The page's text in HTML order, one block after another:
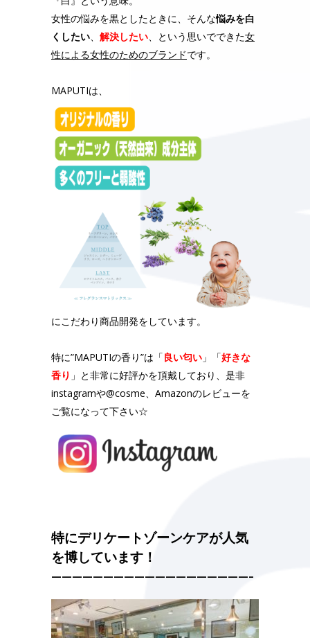
女性の悩みを黒としたときに、 そんな悩みを白
くしたい、 解決したい、 という思いでできた女
性による女性のためのブランドです。
MAPUTIは、
にこだわり商品開発をしています。
特に”MAPUTIの香り”は 「良い匂い 」「好きな
香り 」と非常に好評かを頂戴しており、是非
instagramや@cosme、Amazonのレビューを
ご覧になって下さい☆
特にデリケートゾーンケアが人気
を博しています！
———————————————————–